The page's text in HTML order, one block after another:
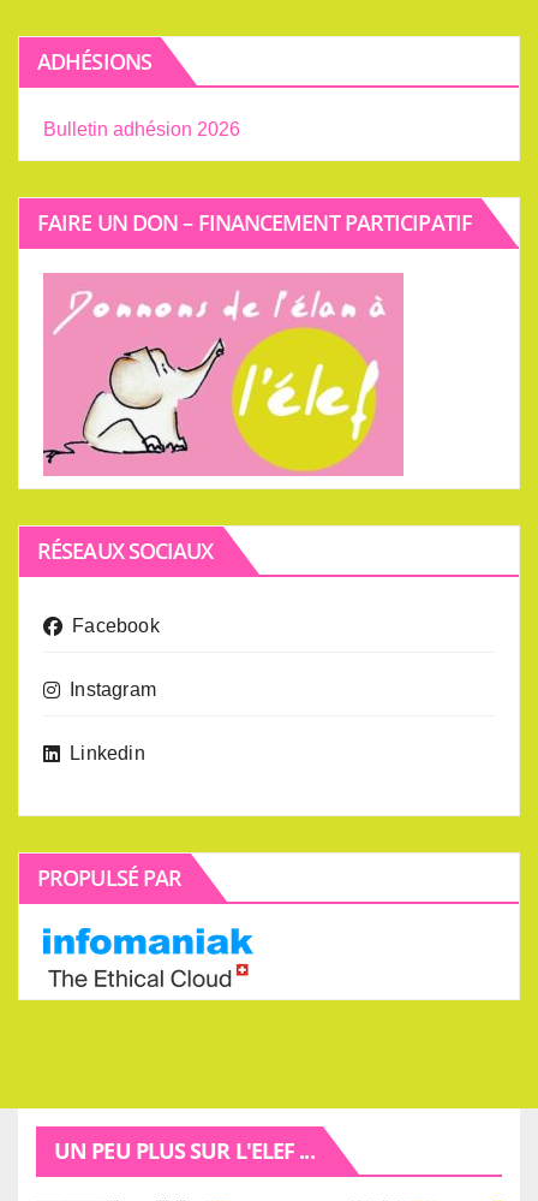
ADHÉSIONS
Bulletin adhésion 2026
FAIRE UN DON – FINANCEMENT PARTICIPATIF
RÉSEAUX SOCIAUX
Facebook
Instagram
Linkedin
PROPULSÉ PAR
UN PEU PLUS SUR L'ELEF ...